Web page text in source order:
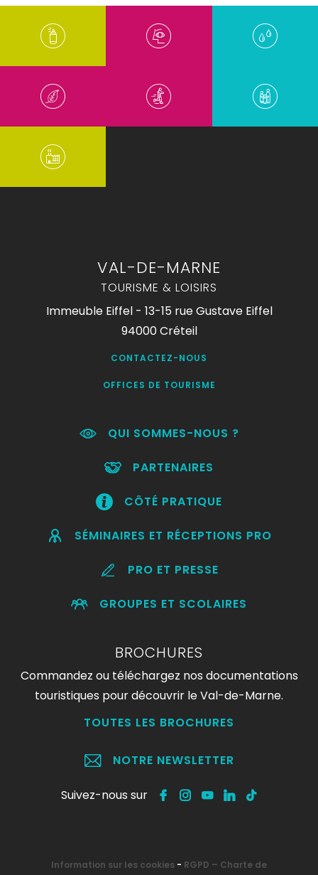
VAL-DE-MARNE
TOURISME & LOISIRS
Immeuble Eiffel - 13-15 rue Gustave Eiffel
94000 Créteil
CONTACTEZ-NOUS
OFFICES DE TOURISME
QUI SOMMES-NOUS ?
PARTENAIRES
CÔTÉ PRATIQUE
SÉMINAIRES ET RÉCEPTIONS PRO
PRO ET PRESSE
GROUPES ET SCOLAIRES
BROCHURES
Commandez ou téléchargez nos documentations
touristiques pour découvrir le Val-de-Marne.
TOUTES LES BROCHURES
NOTRE NEWSLETTER
Suivez-nous sur
Information sur les cookies - RGPD – Charte de